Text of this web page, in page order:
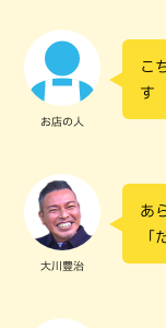
お店の人
こ
す
大川豊治
あ
「